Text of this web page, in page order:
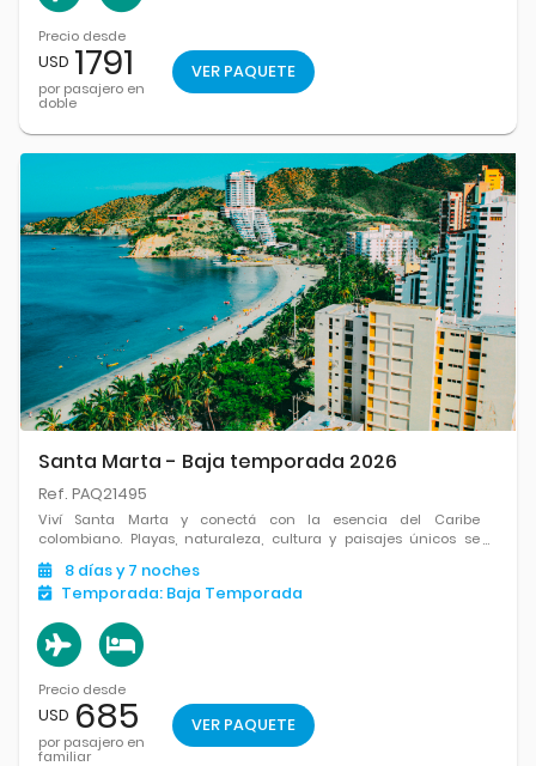
Precio desde
USD 1791
por pasajero en
doble
VER PAQUETE
Santa Marta - Baja temporada 2026
Ref. PAQ21495
Viví Santa Marta y conectá con la esencia del Caribe
colombiano. Playas, naturaleza, cultura y paisajes únicos se
combinan para una escapada perfecta entre relax y aventura.
8 díasy 7 noches
Temporada: Baja Temporada
Precio desde
USD 685
por pasajero en
familiar
VER PAQUETE